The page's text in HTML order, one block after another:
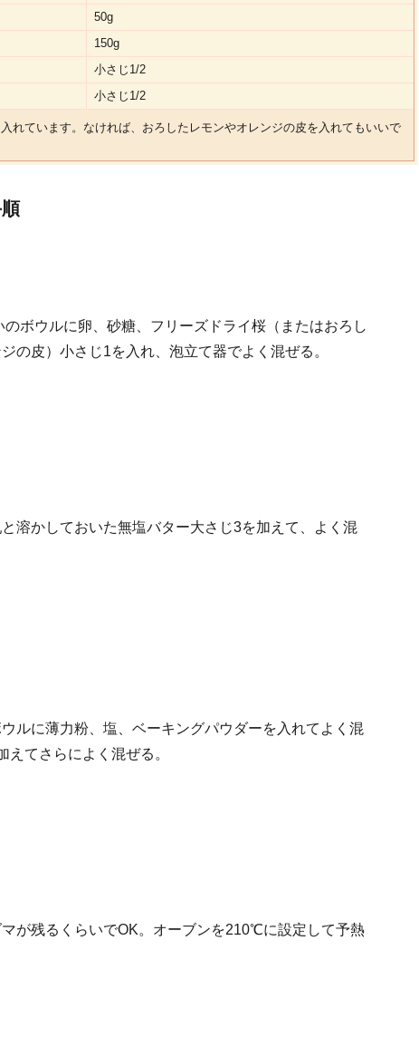
50g
150g
小さじ1/2
小さじ1/2
れています。なければ、おろしたレモンやオレンジの皮を入れてもいいで
のボウルに卵、砂糖、フリーズドライ桜（またはおろし
の皮）小さじ1を入れ、泡立て器でよく混ぜる。
と溶かしておいた無塩バター大さじ3を加えて、よく混
ルに薄力粉、塩、ベーキングパウダーを入れてよく混
えてさらによく混ぜる。
が残るくらいでOK。オーブンを210℃に設定して予熱